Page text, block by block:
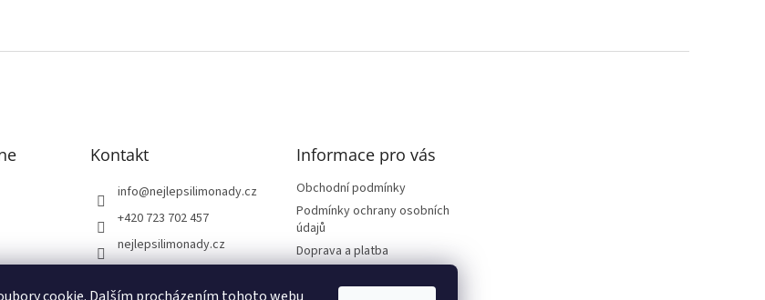
Kontakt
info@nejlepsilimonady.cz
+420 723 702 457
nejlepsilimonady.cz
nejlepsilimonady.cz
Informace pro vás
Obchodní podmínky
Podmínky ochrany osobních
údajů
Doprava a platba
Kontakty